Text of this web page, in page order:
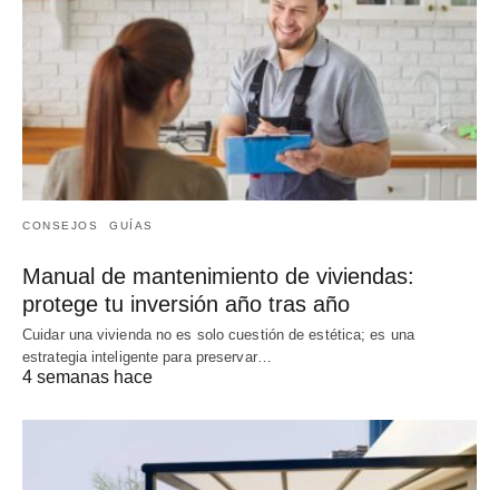
CONSEJOS GUÍAS
Manual de mantenimiento de viviendas:
protege tu inversión año tras año
Cuidar una vivienda no es solo cuestión de estética; es una
estrategia inteligente para preservar…
4 semanas hace